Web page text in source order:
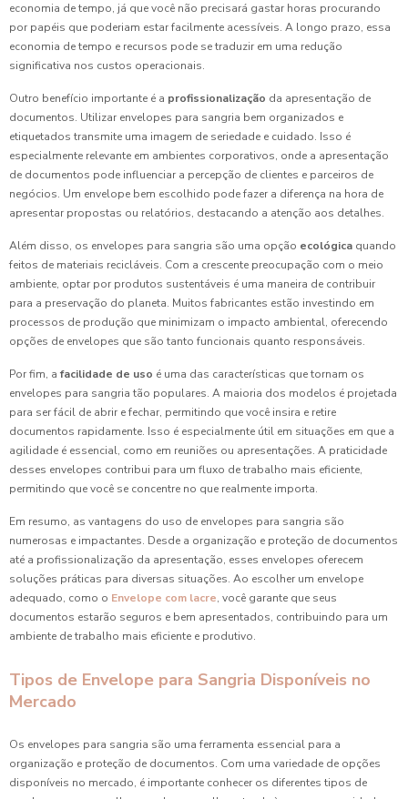
economia de tempo, já que você não precisará gastar horas procurando
por papéis que poderiam estar facilmente acessíveis. A longo prazo, essa
economia de tempo e recursos pode se traduzir em uma redução
significativa nos custos operacionais.
Outro benefício importante é a profissionalização da apresentação de
documentos. Utilizar envelopes para sangria bem organizados e
etiquetados transmite uma imagem de seriedade e cuidado. Isso é
especialmente relevante em ambientes corporativos, onde a apresentação
de documentos pode influenciar a percepção de clientes e parceiros de
negócios. Um envelope bem escolhido pode fazer a diferença na hora de
apresentar propostas ou relatórios, destacando a atenção aos detalhes.
Além disso, os envelopes para sangria são uma opção ecológica quando
feitos de materiais recicláveis. Com a crescente preocupação com o meio
ambiente, optar por produtos sustentáveis é uma maneira de contribuir
para a preservação do planeta. Muitos fabricantes estão investindo em
processos de produção que minimizam o impacto ambiental, oferecendo
opções de envelopes que são tanto funcionais quanto responsáveis.
Por fim, a facilidade de uso é uma das características que tornam os
envelopes para sangria tão populares. A maioria dos modelos é projetada
para ser fácil de abrir e fechar, permitindo que você insira e retire
documentos rapidamente. Isso é especialmente útil em situações em que a
agilidade é essencial, como em reuniões ou apresentações. A praticidade
desses envelopes contribui para um fluxo de trabalho mais eficiente,
permitindo que você se concentre no que realmente importa.
Em resumo, as vantagens do uso de envelopes para sangria são
numerosas e impactantes. Desde a organização e proteção de documentos
até a profissionalização da apresentação, esses envelopes oferecem
soluções práticas para diversas situações. Ao escolher um envelope
adequado, como o Envelope com lacre, você garante que seus
documentos estarão seguros e bem apresentados, contribuindo para um
ambiente de trabalho mais eficiente e produtivo.
Tipos de Envelope para Sangria Disponíveis no
Mercado
Os envelopes para sangria são uma ferramenta essencial para a
organização e proteção de documentos. Com uma variedade de opções
disponíveis no mercado, é importante conhecer os diferentes tipos de